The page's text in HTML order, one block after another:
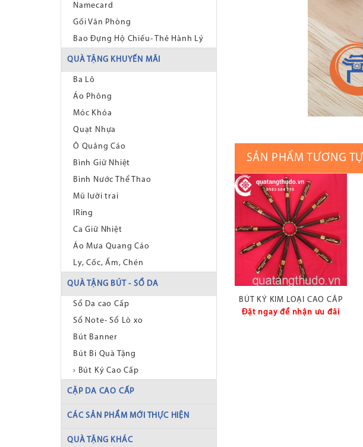
Namecard
Gối Văn Phòng
Bao Đựng Hộ Chiếu- Thẻ Hành Lý
QUÀ TẶNG KHUYẾN MÃI
Ba Lô
Áo Phông
Móc Khóa
Quạt Nhựa
Ô Quảng Cáo
Bình Giữ Nhiệt
Bình Nước Thể Thao
Mũ lưỡi trai
IRing
Ca Giữ Nhiệt
Áo Mưa Quang Cáo
Ly, Cốc, Ấm, Chén
QUÀ TẶNG BÚT - SỔ DA
Sổ Da cao Cấp
Sổ Note- Sổ Lò xo
Bút Banner
Bút Bi Quà Tặng
› Bút Ký Cao Cấp
CẶP DA CAO CẤP
CÁC SẢN PHẨM MỚI THỰC HIỆN
QUÀ TẶNG KHÁC
SẢN PHẨM TƯƠNG TỰ
BÚT KÝ KIM LOẠI CAO CẤP
Đặt ngay để nhận ưu đãi